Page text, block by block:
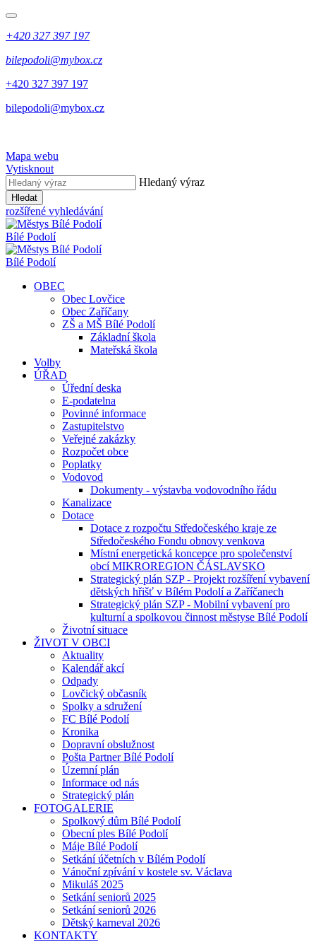
+420 327 397 197
bilepodoli@mybox.cz
+420 327 397 197
bilepodoli@mybox.cz
Mapa webu
Vytisknout
Hledaný výraz
Hledat
rozšířené vyhledávání
Bílé Podolí
Bílé Podolí
OBEC
Obec Lovčice
Obec Zaříčany
ZŠ a MŠ Bílé Podolí
Základní škola
Mateřská škola
Volby
ÚŘAD
Úřední deska
E-podatelna
Povinné informace
Zastupitelstvo
Veřejné zakázky
Rozpočet obce
Poplatky
Vodovod
Dokumenty - výstavba vodovodního řádu
Kanalizace
Dotace
Dotace z rozpočtu Středočeského kraje ze
Středočeského Fondu obnovy venkova
Místní energetická koncepce pro společenství
obcí MIKROREGION ČÁSLAVSKO
Strategický plán SZP - Projekt rozšíření vybavení
dětských hřišť v Bílém Podolí a Zaříčanech
Strategický plán SZP - Mobilní vybavení pro
kulturní a spolkovou činnost městyse Bílé Podolí
Životní situace
ŽIVOT V OBCI
Aktuality
Kalendář akcí
Odpady
Lovčický občasník
Spolky a sdružení
FC Bílé Podolí
Kronika
Dopravní obslužnost
Pošta Partner Bílé Podolí
Územní plán
Informace od nás
Strategický plán
FOTOGALERIE
Spolkový dům Bílé Podolí
Obecní ples Bílé Podolí
Máje Bílé Podolí
Setkání účetních v Bílém Podolí
Vánoční zpívání v kostele sv. Václava
Mikuláš 2025
Setkání seniorů 2025
Setkání seniorů 2026
Dětský karneval 2026
KONTAKTY